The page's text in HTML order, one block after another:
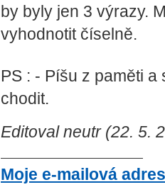
by byly jen 3 výrazy.
vyhodnotit číselně.
PS : - Píšu z paměti
chodit.
Editoval neutr (22. 5.
Moje e-mailová